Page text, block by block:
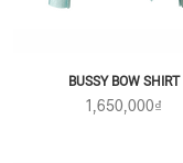
BUSSY BOW SHIRT
1,650,000₫